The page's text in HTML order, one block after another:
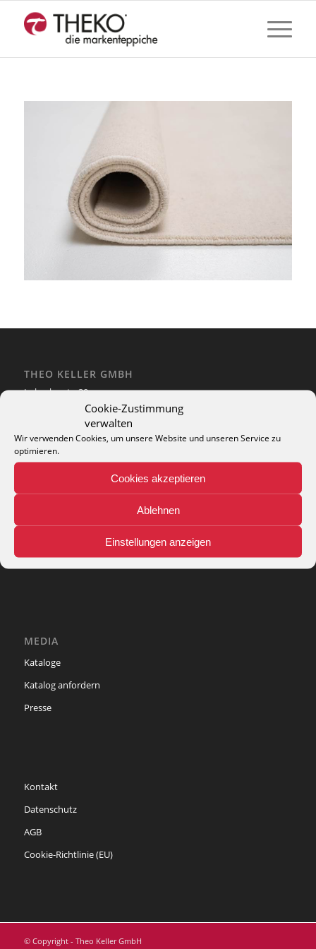
Cookie-Zustimmung
verwalten
Wir verwenden Cookies, um unsere Website und unseren Service zu
optimieren.
Cookies akzeptieren
Ablehnen
Einstellungen anzeigen
THEO KELLER GMBH
Lohackerstr. 30
44867 Bochum
phone: + 49 (2327) 3083 - 20
e-mail:info@theko-collection.com
Teppich-Lexikon
MEDIA
Kataloge
Katalog anfordern
Presse
Kontakt
Datenschutz
AGB
Cookie-Richtlinie (EU)
© Copyright - Theo Keller GmbH